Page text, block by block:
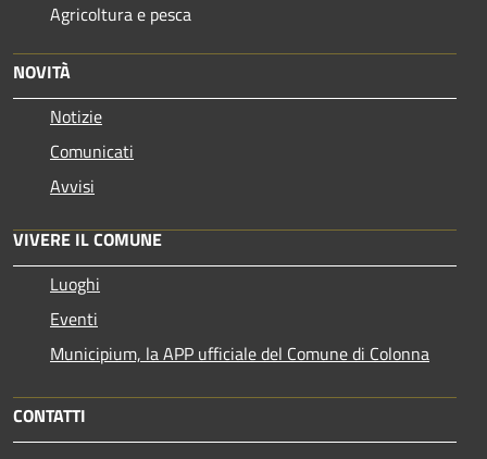
Agricoltura e pesca
NOVITÀ
Notizie
Comunicati
Avvisi
VIVERE IL COMUNE
Luoghi
Eventi
Municipium, la APP ufficiale del Comune di Colonna
CONTATTI